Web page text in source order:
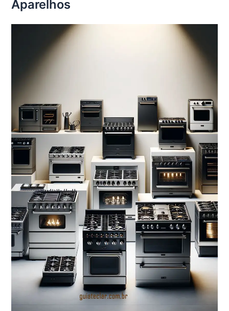
Aparelhos